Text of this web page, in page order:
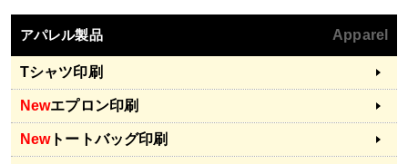
アパレル製品 Apparel
Tシャツ印刷
Newエプロン印刷
Newトートバッグ印刷